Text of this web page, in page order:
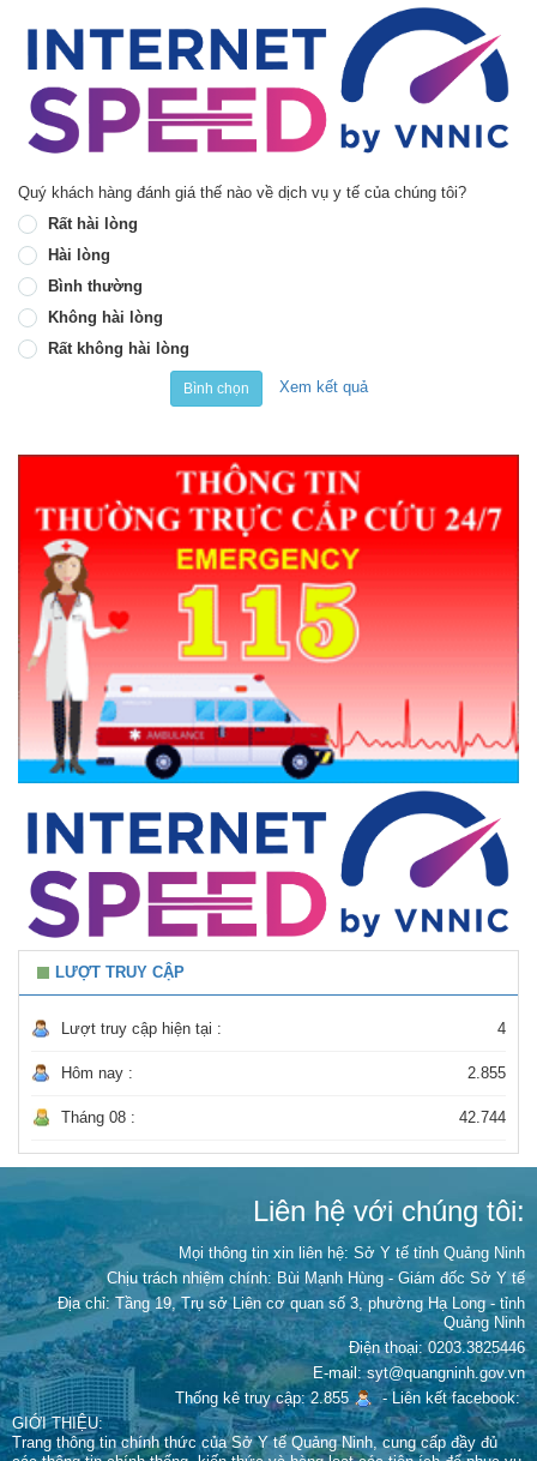
Quý khách hàng đánh giá thế nào về dịch vụ y tế của chúng tôi?
Rất hài lòng
Hài lòng
Bình thường
Không hài lòng
Rất không hài lòng
Bình chọn Xem kết quả
LƯỢT TRUY CẬP
Lượt truy cập hiện tại : 4
Hôm nay : 2.855
Tháng 08 : 42.744
Liên hệ với chúng tôi:
Mọi thông tin xin liên hệ: Sở Y tế tỉnh Quảng Ninh
Chịu trách nhiệm chính: Bùi Mạnh Hùng - Giám đốc Sở Y tế
Địa chỉ: Tầng 19, Trụ sở Liên cơ quan số 3, phường Hạ Long - tỉnh
Quảng Ninh
Điện thoại: 0203.3825446
E-mail: syt@quangninh.gov.vn
Thống kê truy cập: 2.855
-Liên kết facebook:
GIỚI THIỆU:
Trang thông tin chính thức của Sở Y tế Quảng Ninh, cung cấp đầy đủ